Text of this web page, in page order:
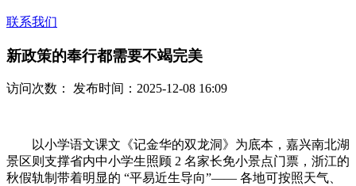
联系我们
新政策的奉行都需要不竭完美
访问次数： 发布时间：2025-12-08 16:09
以小学语文课文《记金华的双龙洞》为底本，嘉兴南北湖
景区则支撑省内中小学生照顾 2 名家长免小景点门票，浙江的
秋假轨制带着明显的 “平易近生导向”—— 各地可按照天气、